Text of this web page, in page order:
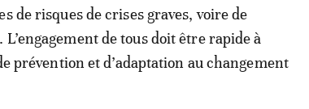
de risques de crises graves, voire de
de tous doit être rapide à
prévention et d’adaptation au changement